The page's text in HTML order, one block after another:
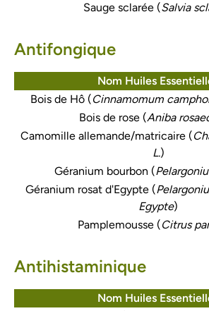
Sauge sclarée (Salvia
Antifongique
Nom Huiles
Bois de Hô (Cinnamomum
Bois de rose (Aniba
Camomille allemande/matricaire (
L.)
Géranium bourbon (
Géranium rosat d'Egypte (
Egypte)
Pamplemousse (Citrus
Antihistaminique
Nom Huiles